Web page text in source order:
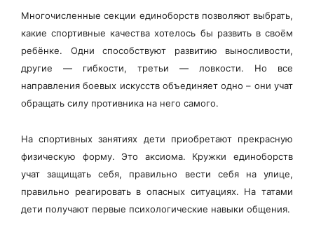
Многочисленные секции единоборств позволяют выбрать,
какие спортивные качества хотелось бы развить в своём
ребёнке. Одни способствуют развитию выносливости,
другие — гибкости, третьи — ловкости. Но все
направления боевых искусств объединяет одно – они учат
обращать силу противника на него самого.
На спортивных занятиях дети приобретают прекрасную
физическую форму. Это аксиома. Кружки единоборств
учат защищать себя, правильно вести себя на улице,
правильно реагировать в опасных ситуациях. На татами
дети получают первые психологические навыки общения.